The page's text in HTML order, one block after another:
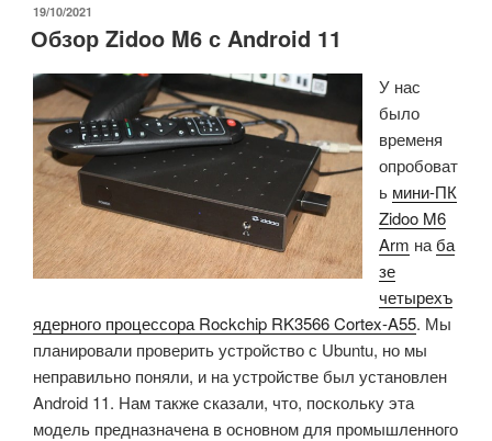
2:
просмотр
и
тесты
Android
11»
ОПУБЛИКОВАНО
19/10/2021
Обзор Zidoo M6 с Android 11
У нас
было
временя
опробоват
ь мини-ПК
Zidoo M6
Arm наба
зе
четырехъ
ядерного процессора Rockchip RK3566 Cortex-A55. Мы
планировали проверить устройство с Ubuntu, но мы
неправильно поняли, и на устройстве был установлен
Android 11. Нам также сказали, что, поскольку эта
модель предназначена в основном для промышленного